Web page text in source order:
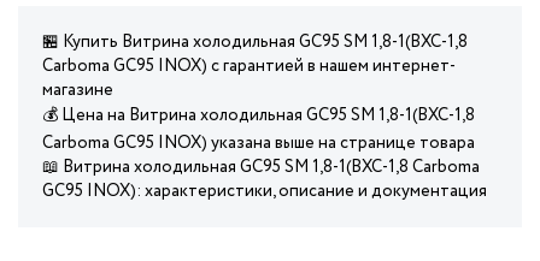
🏪 Купить Витрина холодильная GC95 SM 1,8-1(ВХС-1,8
Carboma GC95 INOX) с гарантией в нашем интернет-
магазине
💰 Цена на Витрина холодильная GC95 SM 1,8-1(ВХС-1,8
Carboma GC95 INOX) указана выше на странице товара
📖 Витрина холодильная GC95 SM 1,8-1(ВХС-1,8 Carboma
GC95 INOX): характеристики, описание и документация